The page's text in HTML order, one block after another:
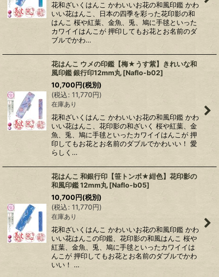
花和ざいくはんこ かわいいお花の和風印鑑 かわ
いい花はんこ、日本の四季を彩った花印影の和
はんこ 桜や紅葉、金魚、兎、鳩に手毬といった
カワイイはんこが 押印してもお花とお名前のダ
ブルでかわ…
花はんこ ウメの印鑑【梅★うす紫】きれいな和
風印鑑 銀行印12mm丸 [Naflo-b02]
10,700円(税別)
(税込: 11,770円)
在庫あり
花和ざいくはんこ かわいいお花の和風印鑑 かわ
いい花はんこ、花印影の和ざいく 桜や紅葉、金
魚、兎、鳩に手毬といったカワイイはんこが 押
印してもお花とお名前のダブルでかわいい！ 愛
らしく…
花はんこ 和銀行印【笹トンボ★紺色】花印影の
和風印鑑 12mm丸 [Naflo-b05]
10,700円(税別)
(税込: 11,770円)
在庫あり
花和ざいくはんこ かわいいお花の和風印鑑 かわ
いい花はんこの印鑑、花印影の和風はんこ 桜や
紅葉、金魚、兎、鳩に手毬といったカワイイは
んこが 押印してもお花とお名前のダブルでかわ
いい！ …